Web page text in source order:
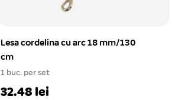
Lesa cordelina cu arc 18 mm/130
cm
1 buc. per set
32.48 lei